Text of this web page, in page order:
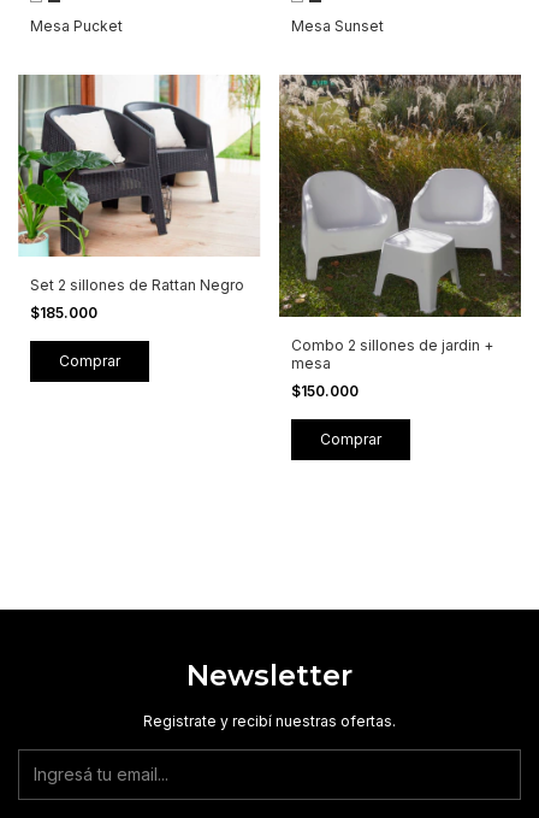
Mesa Pucket Mesa Sunset
Set 2 sillones de Rattan Negro
$185.000
Combo 2 sillones de jardin +
mesa
$150.000
Newsletter
Registrate y recibí nuestras ofertas.